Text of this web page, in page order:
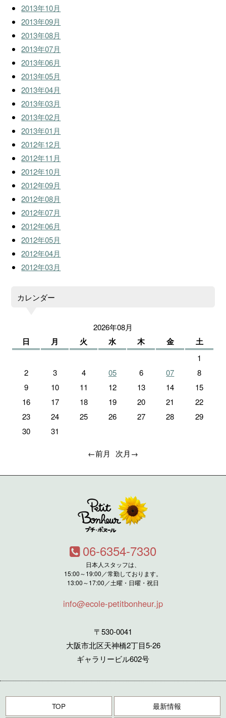
2013年10月
2013年09月
2013年08月
2013年07月
2013年06月
2013年05月
2013年04月
2013年03月
2013年02月
2013年01月
2012年12月
2012年11月
2012年10月
2012年09月
2012年08月
2012年07月
2012年06月
2012年05月
2012年04月
2012年03月
カレンダー
2026年08月
日 月 火 水 木 金 土
1
2
3 4 05 6 07
8
9
10 11 12 13 14
15
16
17 18 19 20 21
22
23
24 25 26 27 28
29
30
31
←前月 次月→
06-6354-7330
日本人スタッフは、
15:00～19:00／常勤しております。
13:00～17:00／土曜・日曜・祝日
info@ecole-petitbonheur.jp
〒530-0041
大阪市北区天神橋2丁目5-26
ギャラリービル602号
TOP 最新情報